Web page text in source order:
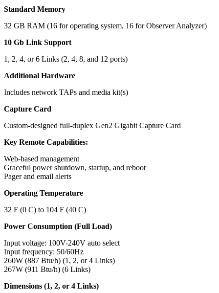
Standard Memory
32 GB RAM (16 for operating system, 16 for Observer Analyzer)
10 Gb Link Support
1, 2, 4, or 6 Links (2, 4, 8, and 12 ports)
Additional Hardware
Includes network TAPs and media kit(s)
Capture Card
Custom-designed full-duplex Gen2 Gigabit Capture Card
Key Remote Capabilities:
Web-based management
Graceful power shutdown, startup, and reboot
Pager and email alerts
Operating Temperature
32 F (0 C) to 104 F (40 C)
Power Consumption (Full Load)
Input voltage: 100V-240V auto select
Input frequency: 50/60Hz
260W (887 Btu/h) (1, 2, or 4 Links)
267W (911 Btu/h) (6 Links)
Dimensions (1, 2, or 4 Links)